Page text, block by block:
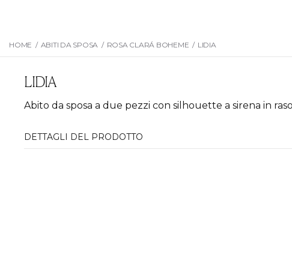
HOME / ABITI DA SPOSA / ROSA CLARÁ BOHEME / LIDIA
LIDIA
Abito da sposa a due pezzi con silhouette a sirena in
DETTAGLI DEL PRODOTTO